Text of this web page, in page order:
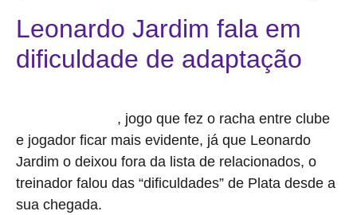
Leonardo Jardim fala em
dificuldade de adaptação
, jogo que fez o racha entre clube
e jogador ficar mais evidente, já que Leonardo
Jardim o deixou fora da lista de relacionados, o
treinador falou das “dificuldades” de Plata desde a
sua chegada.